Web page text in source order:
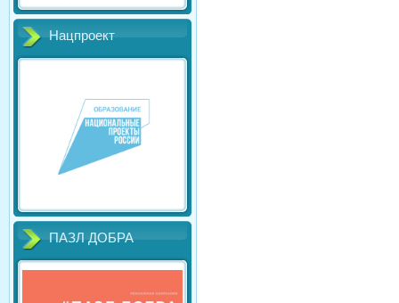
Нацпроект
ПАЗЛ ДОБРА